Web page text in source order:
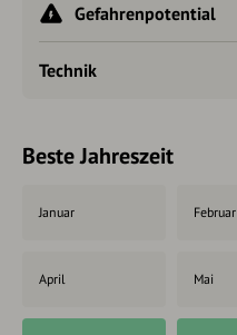
Gefahrenpotential
Technik
Beste Jahreszeit
Januar Februar
April Mai